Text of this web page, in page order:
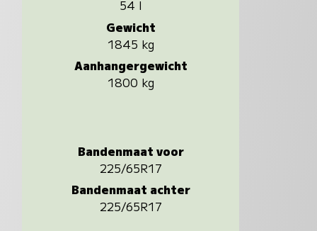
54 l
Gewicht
1845 kg
Aanhangergewicht
1800 kg
Bandenmaat voor
225/65R17
Bandenmaat achter
225/65R17